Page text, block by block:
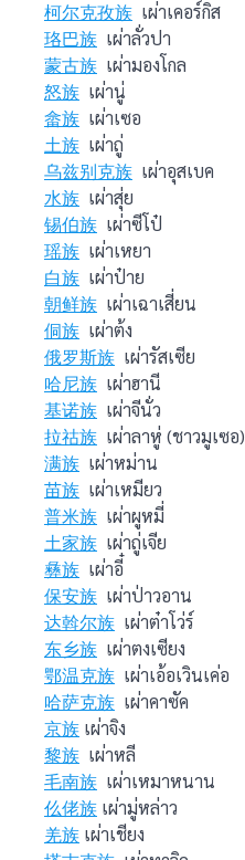
柯尔克孜族 เผ่าเคอร์กิส
珞巴族 เผ่าลั่วปา
蒙古族 เผ่ามองโกล
怒族 เผ่านู่
畲族 เผ่าเซอ
土族 เผ่าถู่
乌兹别克族 เผ่าอุสเบค
水族 เผ่าสุ่ย
锡伯族 เผ่าซีโป๋
瑶族 เผ่าเหยา
白族 เผ่าป๋าย
朝鲜族 เผ่าเฉาเสี่ยน
侗族 เผ่าต้ง
俄罗斯族 เผ่ารัสเซีย
哈尼族 เผ่าฮานี
基诺族 เผ่าจีนั่ว
拉祜族 เผ่าลาหู่ (ชาวมูเซอ)
满族 เผ่าหม่าน
苗族 เผ่าเหมียว
普米族 เผ่าผูหมี่
土家族 เผ่าถู่เจีย
彝族 เผ่าอี๋
保安族 เผ่าป่าวอาน
达斡尔族 เผ่าต๋าโว่ร์
东乡族 เผ่าตงเซียง
鄂温克族 เผ่าเอ้อเวินเค่อ
哈萨克族 เผ่าคาซัค
京族 เผ่าจิง
黎族 เผ่าหลี
毛南族 เผ่าเหมาหนาน
仫佬族 เผ่ามู่หล่าว
羌族 เผ่าเชียง